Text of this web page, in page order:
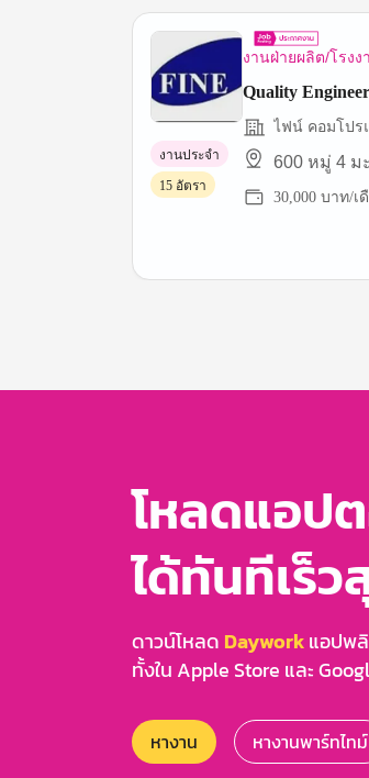
งานฝ่ายผลิต/โรงง
Quality Engineer
ไฟน์ คอมโปร
600 หมู่ 4
30,000 บาท/เ
งานประจำ
15 อัตรา
โหลดแอป
ได้ทันทีเร็ว
ดาวน์โหลด Dayworkแอปพ
ทั้งใน Apple Store และ
หางาน หางานพาร์ทไทม์